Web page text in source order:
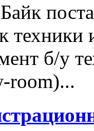
б/у
room)...